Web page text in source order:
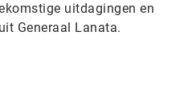
uitdagingen en
Generaal Lanata.